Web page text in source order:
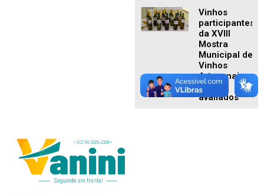
Vinhos
participantes
da XVIII
Mostra
Municipal de
Vinhos
Artesanais
foram
avaliados